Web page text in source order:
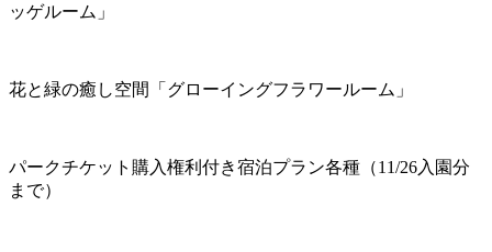
ッゲルーム」
花と緑の癒し空間「グローイングフラワールーム」
パークチケット購入権利付き宿泊プラン各種（11/26入園分
まで）